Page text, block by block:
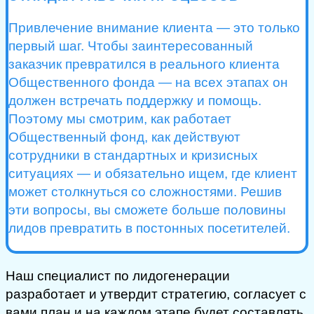
Привлечение внимание клиента — это только
первый шаг. Чтобы заинтересованный
заказчик превратился в реального клиента
Общественного фонда — на всех этапах он
должен встречать поддержку и помощь.
Поэтому мы смотрим, как работает
Общественный фонд, как действуют
сотрудники в стандартных и кризисных
ситуациях — и обязательно ищем, где клиент
может столкнуться со сложностями. Решив
эти вопросы, вы сможете больше половины
лидов превратить в постонных посетителей.
Наш специалист по лидогенерации
разработает и утвердит стратегию, согласует с